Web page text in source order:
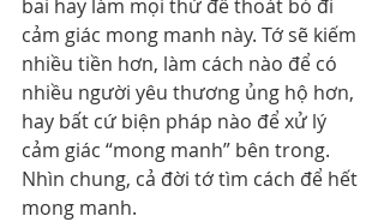
bai hay làm mọi thứ để thoát bỏ đi
cảm giác mong manh này. Tớ sẽ kiếm
nhiều tiền hơn, làm cách nào để có
nhiều người yêu thương ủng hộ hơn,
hay bất cứ biện pháp nào để xử lý
cảm giác “mong manh” bên trong.
Nhìn chung, cả đời tớ tìm cách để hết
mong manh.